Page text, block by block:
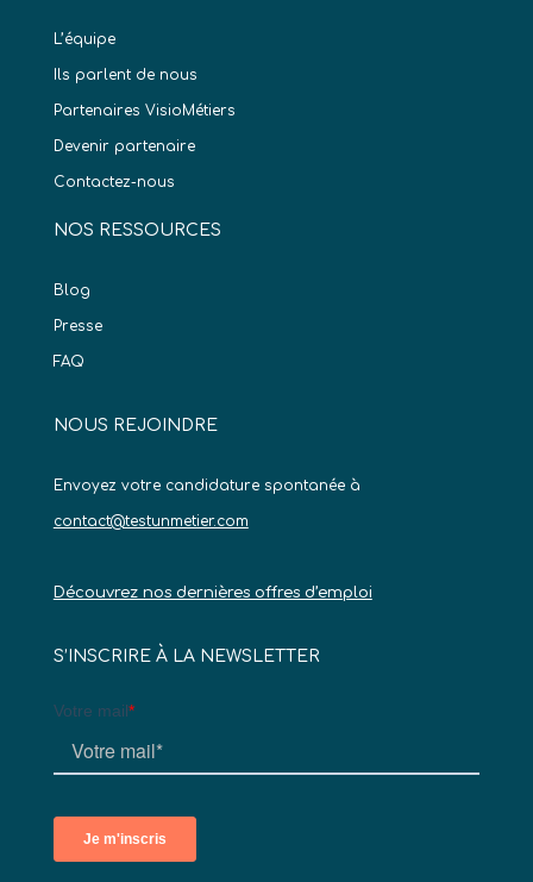
L’équipe
Ils parlent de nous
Partenaires VisioMétiers
Devenir partenaire
Contactez-nous
NOS RESSOURCES
Blog
Presse
FAQ
NOUS REJOINDRE
Envoyez votre candidature spontanée à
contact@testunmetier.com
Découvrez nos dernières offres d’emploi
S’INSCRIRE À LA NEWSLETTER